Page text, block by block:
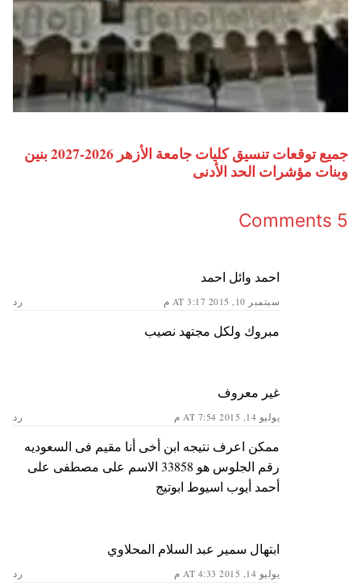
جميع توقعات تنسيق كليات جامعة الأزهر 2026-2027 بنين
وبنات مؤشرات الحد الأدنى
5 Comments
احمد وائل احمد
سبتمبر 10, 2015 AT 3:17 م رد
مبروك ولكل مجتهد نصيب
غير معروف
يوليو 14, 2015 AT 7:54 م رد
ممكن اعرف نتيجه ابن أخى أنا مقيم فى السعوديه
رقم الجلوس هو 33858 الاسم على مصطفى على
أحمد أيوب اسيوط ابوتيج
ابتهال سمير عبد السلام المحلاوي
يوليو 14, 2015 AT 4:33 م رد